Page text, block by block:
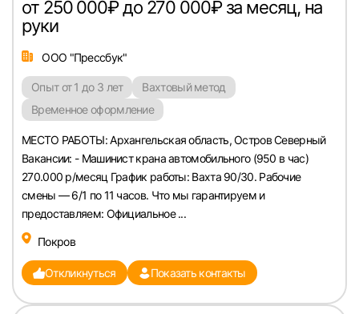
или любым удобным способом
Войти с VK ID
Забыли
от 250 000₽ до 270 000₽ за месяц, на
руки
ООО "Прессбук"
Опыт от 1 до 3 лет
Вахтовый метод
Временное оформление
МЕСТО РАБОТЫ: Архангельская область, Остров Северный
Вакансии: - Машинист крана автомобильного (950 в час)
270.000 р/месяц График работы: Вахта 90/30. Рабочие
смены — 6/1 по 11 часов. Что мы гарантируем и
предоставляем: Официальное ...
Покров
Откликнуться Показать контакты